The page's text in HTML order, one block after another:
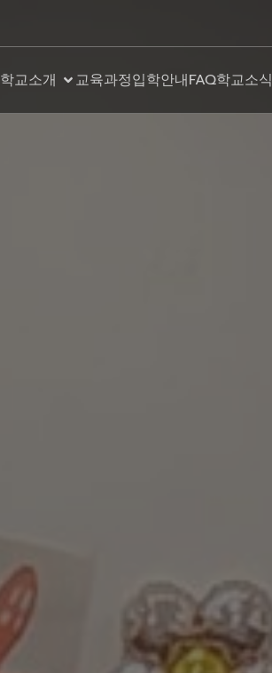
학교소개 교육과정입학안내FAQ학교소식